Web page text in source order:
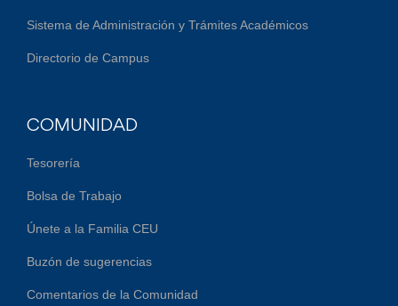
Sistema de Administración y Trámites Académicos
Directorio de Campus
COMUNIDAD
Tesorería
Bolsa de Trabajo
Únete a la Familia CEU
Buzón de sugerencias
Comentarios de la Comunidad